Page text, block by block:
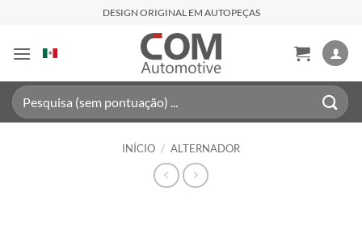
content
DESIGN ORIGINAL EM AUTOPEÇAS
Pesquisar
por:
INÍCIO / ALTERNADOR